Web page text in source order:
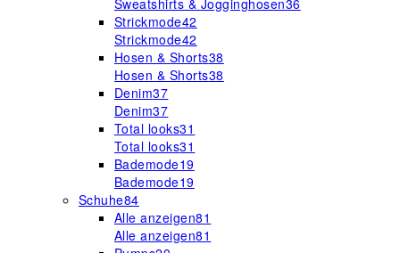
Sweatshirts & Jogginghosen36
Strickmode42
Strickmode42
Hosen & Shorts38
Hosen & Shorts38
Denim37
Denim37
Total looks31
Total looks31
Bademode19
Bademode19
Schuhe84
Alle anzeigen81
Alle anzeigen81